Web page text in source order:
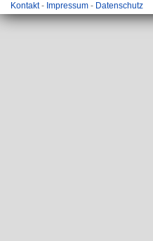
Kontakt- Impressum - Datenschutz